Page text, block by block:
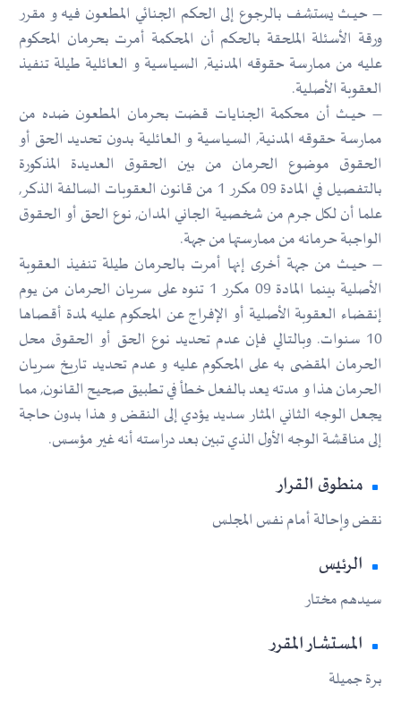
– حيـــث يستشف بالرجوع إلى الحكم الجنائي المطعون فيه و مقرر
ورقة الأسئلة الملحقة بالحكم أن المحكمة أمرت بحرمان المحكوم
عليه من ممارسة حقوقه المدنية, السياسية و العائلية طيلة تنفيذ
العقوبة الأصلية.
– حيـــث أن محكمة الجنايات قضت بحرمان المطعون ضده من
ممارسة حقوقه المدنية, السياسية و العائلية بدون تحديد الحق أو
الحقوق موضوع الحرمان من بين الحقوق العديدة المذكورة
بالتفصيل في المادة 09 مكرر 1 من قانون العقوبات السالفة الذكر,
علما أن لكل جرم من شخصية الجاني المدان, نوع الحق أو الحقوق
الواجبة حرمانه من ممارستها من جهة.
– حيـــث من جهة أخرى إنها أمرت بالحرمان طيلة تنفيذ العقوبة
الأصلية بينما المادة 09 مكرر 1 تنوه على سريان الحرمان من يوم
إنقضاء العقوبة الأصلية أو الإفراج عن المحكوم عليه لمدة أقصاها
10 سنوات. وبالتالي فإن عدم تحديد نوع الحق أو الحقوق محل
الحرمان المقضى به على المحكوم عليه و عدم تحديد تاريخ سريان
الحرمان هذا و مدته يعد بالفعل خطأ في تطبيق صحيح القانون, مما
يجعل الوجه الثاني المثار سديد يؤدي إلى النقض و هذا بدون حاجة
إلى مناقشة الوجه الأول الذي تبين بعد دراسته أنه غير مؤسس.
منطوق القرار
نقض وإحالة أمام نفس المجلس
الرئيس
سيدهم مختار
المستشار المقرر
برة جميلة